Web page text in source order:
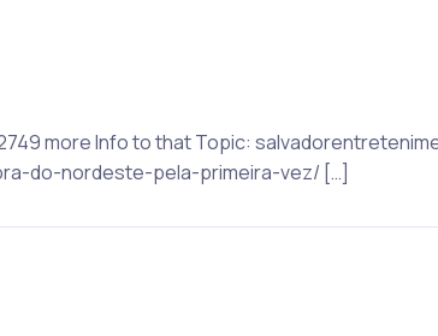
more Info to that Topic:
do-nordeste-pela-primeira-vez/ […]